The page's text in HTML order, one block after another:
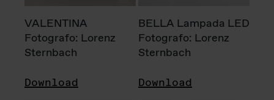
VALENTINA
Fotografo: Lorenz
Sternbach
Download
BELLA Lampada LED
Fotografo: Lorenz
Sternbach
Download